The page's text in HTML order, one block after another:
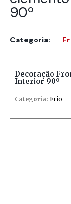
90º
Categoria:
Decoração
Interior 90º
Categoria: Frio